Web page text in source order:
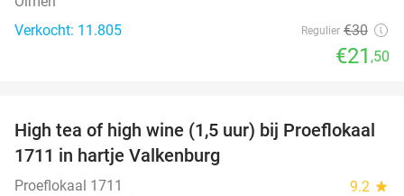
Verkocht: 11.805
Regulier €30
€21 ,50
36%
High tea of high wine (1,5 uur) bij Proeflokaal
1711 in hartje Valkenburg
Proeflokaal 1711 9.2 star